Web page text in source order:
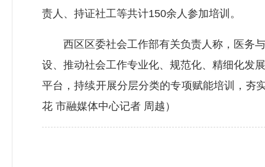
责人、持证社工等共计150余人参加培训。
西区区委社会工作部有关负责人称，医务与
设、推动社会工作专业化、规范化、精细化发
平台，持续开展分层分类的专项赋能培训，夯
花 市融媒体中心记者 周越）